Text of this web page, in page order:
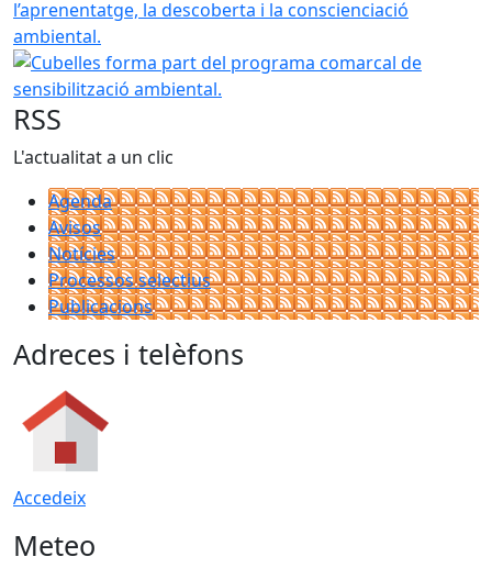
Cubelles forma part del programa comarcal de
RSS
L'actualitat a un clic
Agenda
Avisos
Notícies
Processos selectius
Publicacions
Adreces i telèfons
Accedeix
Meteo